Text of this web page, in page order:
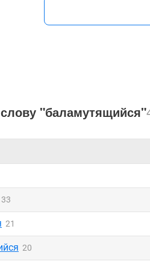
"баламутящийся"
33
21
20